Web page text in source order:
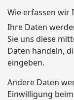
Wie erfassen wir
Ihre Daten
Sie uns diese
Daten handeln,
eingeben.
Andere Daten
Einwilligung